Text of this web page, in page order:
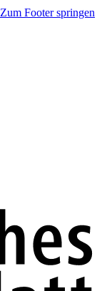
Zum Footer springen